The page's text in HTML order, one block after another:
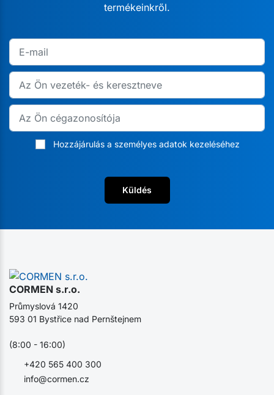
termékeinkről.
Hozzájárulás a személyes adatok kezeléséhez
Küldés
CORMEN s.r.o.
info@cormen.cz
+420 565 400 300
Průmyslová 1420
593 01 Bystřice nad Pernštejnem
(8:00 - 16:00)